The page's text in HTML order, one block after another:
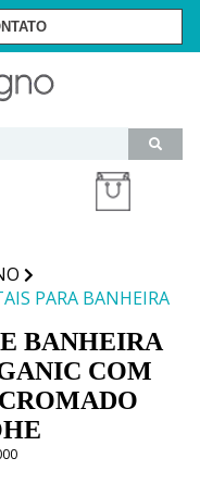
7006
2294-8091
(11) 99467-1909
PARA BANHEIRA
BANHEIRA
COM